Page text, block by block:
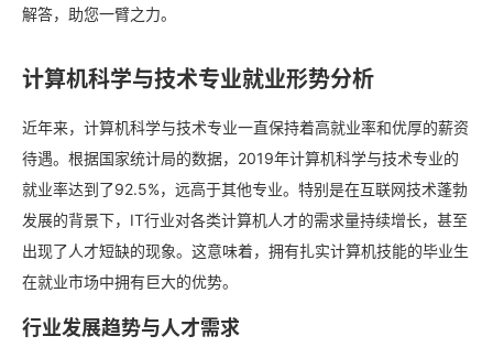
解答，助您一臂之力。
计算机科学与技术专业就业形势分析
近年来，计算机科学与技术专业一直保持着高就业率和优厚的薪资
待遇。根据国家统计局的数据， 2019年计算机科学与技术专业的
就业率达到了92.5%，远高于其他专业。特别是在互联网技术蓬勃
发展的背景下，IT行业对各类计算机人才的需求量持续增长，甚至
出现了人才短缺的现象。这意味着，拥有扎实计算机技能的毕业生
在就业市场中拥有巨大的优势。
行业发展趋势与人才需求